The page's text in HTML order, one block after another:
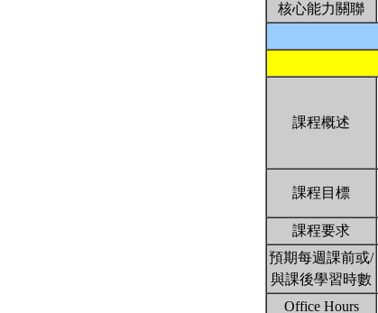
核心能力關聯
課程概述
課程目標
課程要求
預期每週課前或/
與課後學習時數
Office Hours